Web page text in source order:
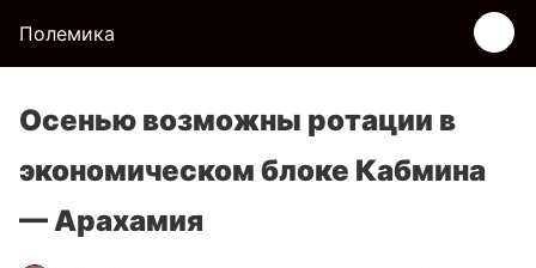
Полемика
Осенью возможны ротации в
экономическом блоке Кабмина
— Арахамия